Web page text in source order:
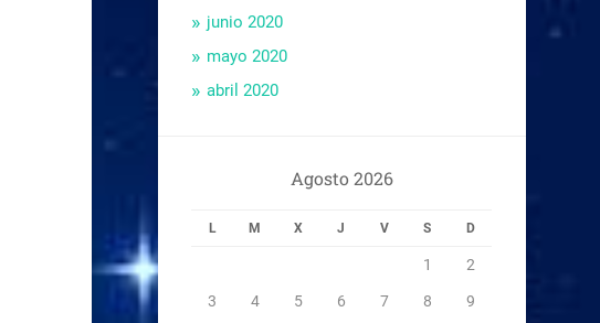
junio 2020
mayo 2020
abril 2020
Agosto 2026
L M X J V S D
1 2
3 4 5 6 7 8 9